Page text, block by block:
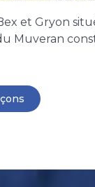
et Gryon
Muveran